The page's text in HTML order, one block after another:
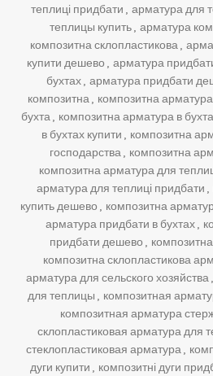
теплиці придбати , арматура для
теплицы купить, арматура
композитна склопластикова,
купити дешево , арматура
бухтах , арматура придбати
композитна, композитна арматура
бухта, композитна арматура в
в бухтах купити , композитна
господарства, композитна
композитна арматура для
арматура для теплиці придбати ,
купить дешево , композитна
арматура придбати в бухтах,
придбати дешево ,
композитна склопластикова
арматура для сельского хозяйства ,
для теплицы , композитная
композитная арматура
склопластиковая арматура для
стеклопластиковая арматура,
дуги купити , композитні дуги